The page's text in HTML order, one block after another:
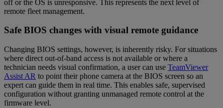
off or the OS is unresponsive. This represents the next level of
remote fleet management.
Safe BIOS changes with visual remote guidance
Changing BIOS settings, however, is inherently risky. For situations
where direct out-of-band access is not available or where a
technician needs visual confirmation, a user can use TeamViewer
Assist AR to point their phone camera at the BIOS screen so an
expert can guide them in real time. This enables safe, supervised
configuration without granting unmanaged remote control at the
firmware level.